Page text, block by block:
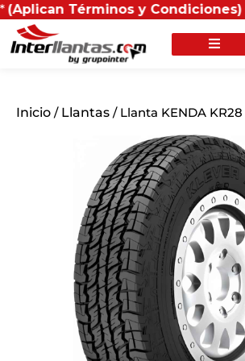
Términos y Condiciones) -
Inicio / Llantas / Llanta KENDA KR28